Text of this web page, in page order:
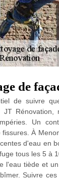
de
de suivre
Rénovation,
Un
À
d'eau en
tous les 5 à
l'eau tiède et
Suivre